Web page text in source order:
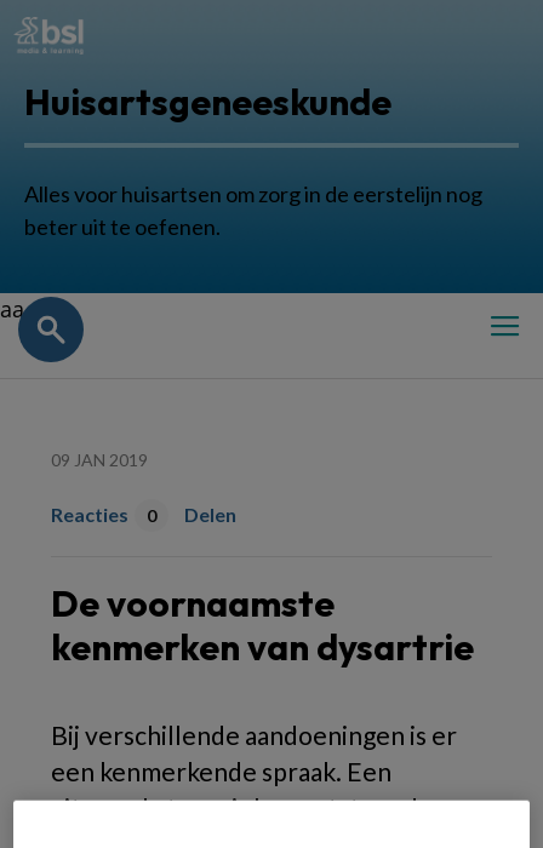
Huisartsgeneeskunde
Alles voor huisartsen om zorg in de eerstelijn nog
beter uit te oefenen.
aa
09 JAN 2019
Reacties 0 Delen
De voornaamste
kenmerken van dysartrie
Bij verschillende aandoeningen is er
een kenmerkende spraak. Een
uitspraakstoornis kan ontstaan door